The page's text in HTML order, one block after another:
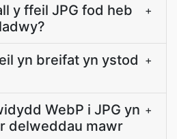
y ffeil JPG fod heb
+
yn breifat yn ystod +
WebP i JPG yn
delweddau mawr
+